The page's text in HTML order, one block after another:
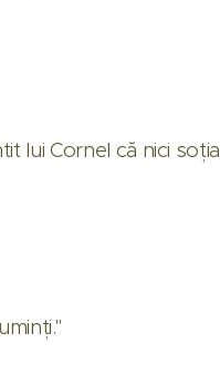
lui Cornel că nici soția
💬